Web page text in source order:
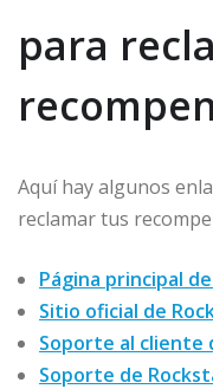
para
Aquí hay algunos
reclamar tus
Página principal
Sitio oficial de
Soporte al cliente
Soporte de